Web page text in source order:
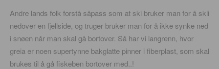
Andre lands folk forstå såpass som at ski bruker man for å skli
nedover en fjellside, og truger bruker man for å ikke synke ned
i snøen når man skal gå bortover. Så har vi langrenn, hvor
greia er noen supertynne bakglatte pinner i fiberplast, som skal
brukes til å gå fiskeben bortover med..!